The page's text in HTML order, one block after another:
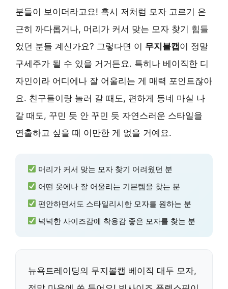
분들이 보이더라고요! 혹시 저처럼 모자 고르기 은
근히 까다롭거나, 머리가 커서 맞는 모자 찾기 힘들
었던 분들 계신가요? 그렇다면 이 무지볼캡이 정말
구세주가 될 수 있을 거거든요. 특히나 베이직한 디
자인이라 어디에나 잘 어울리는 게 매력 포인트잖아
요. 친구들이랑 놀러 갈 때도, 편하게 동네 마실 나
갈 때도, 꾸민 듯 안 꾸민 듯 자연스러운 스타일을
연출하고 싶을 때 이만한 게 없을 거예요.
머리가 커서 맞는 모자 찾기 어려웠던 분
어떤 옷에나 잘 어울리는 기본템을 찾는 분
편안하면서도 스타일리시한 모자를 원하는 분
넉넉한 사이즈감에 착용감 좋은 모자를 찾는 분
뉴욕트레이딩의 무지볼캡 베이직 대두 모자,